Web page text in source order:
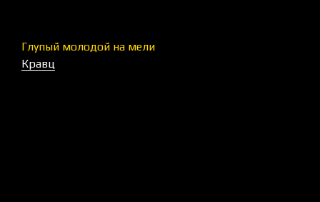
Глупый молодой на мели
Кравц